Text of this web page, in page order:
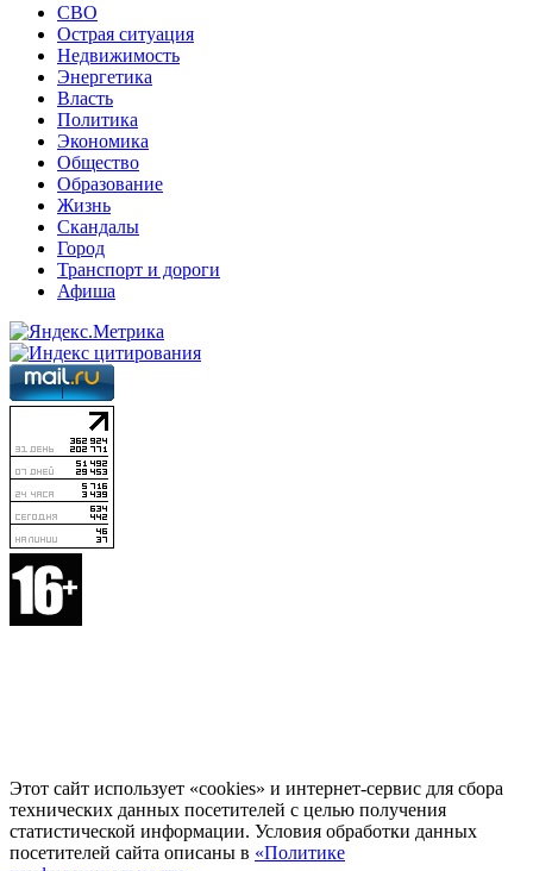
СВО
Острая ситуация
Недвижимость
Энергетика
Власть
Политика
Экономика
Общество
Образование
Жизнь
Скандалы
Город
Транспорт и дороги
Афиша
Этот сайт использует «cookies» и интернет-сервис для сбора
технических данных посетителей с целью получения
статистической информации. Условия обработки данных
посетителей сайта описаны в «Политике